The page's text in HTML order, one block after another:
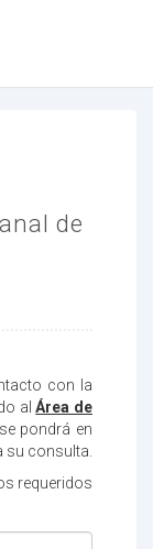
de
con la
alÁrea de
pondrá en
su consulta.
requeridos